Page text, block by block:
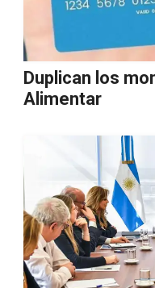
Duplican los
Alimentar